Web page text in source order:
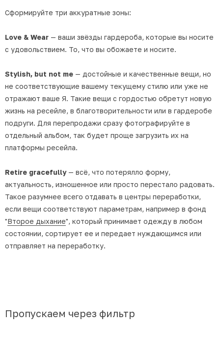
Сформируйте три аккуратные зоны:
Love & Wear — ваши звёзды гардероба, которые вы носите
с удовольствием. То, что вы обожаете и носите.
Stylish, but not me — достойные и качественные вещи, но
не соответствующие вашему текущему стилю или уже не
отражают ваше Я. Такие вещи с гордостью обретут новую
жизнь на ресейле, в благотворительности или в гардеробе
подруги. Для перепродажи сразу фотографируйте в
отдельный альбом, так будет проще загрузить их на
платформы ресейла.
Retire gracefully— всё, что потерялло форму,
актуальность, изношенное или просто перестало радовать.
Такое разумнее всего отдавать в центры переработки,
если вещи соответствуют параметрам, например в фонд
"Второе дыхание", который принимает одежду в любом
состоянии, сортирует ее и передает нуждающимся или
отправляет на переработку.
Пропускаем через фильтр